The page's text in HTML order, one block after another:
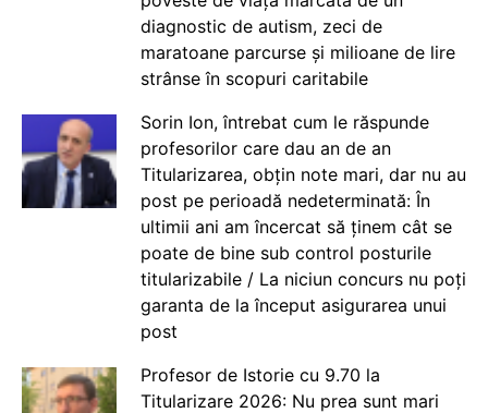
diagnostic de autism, zeci de
maratoane parcurse și milioane de lire
strânse în scopuri caritabile
Sorin Ion, întrebat cum le răspunde
profesorilor care dau an de an
Titularizarea, obțin note mari, dar nu au
post pe perioadă nedeterminată: În
ultimii ani am încercat să ținem cât se
poate de bine sub control posturile
titularizabile / La niciun concurs nu poți
garanta de la început asigurarea unui
post
Profesor de Istorie cu 9.70 la
Titularizare 2026: Nu prea sunt mari